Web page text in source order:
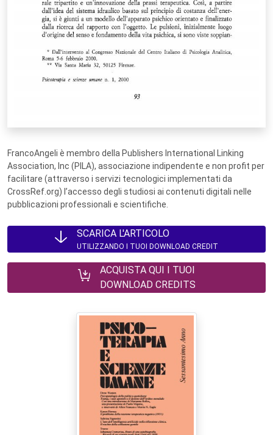
FrancoAngeli è membro della Publishers International Linking
Association, Inc (PILA), associazione indipendente e non profit per
facilitare (attraverso i servizi tecnologici implementati da
CrossRef.org) l’accesso degli studiosi ai contenuti digitali nelle
pubblicazioni professionali e scientifiche.
SCARICA L'ARTICOLO
UTILIZZANDO I TUOI DOWNLOAD CREDIT
ACQUISTA QUI I TUOI
DOWNLOAD CREDITS